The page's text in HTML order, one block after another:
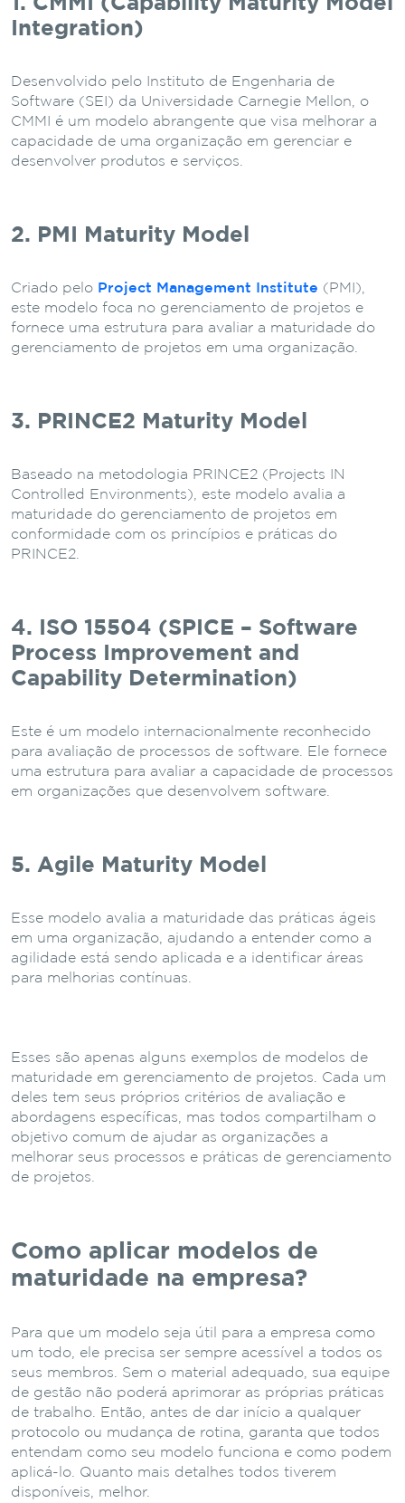
Integration)
Desenvolvido pelo Instituto de Engenharia de
Software (SEI) da Universidade Carnegie Mellon, o
CMMI é um modelo abrangente que visa melhorar a
capacidade de uma organização em gerenciar e
desenvolver produtos e serviços.
2. PMI Maturity Model
Criado pelo Project Management Institute (PMI),
este modelo foca no gerenciamento de projetos e
fornece uma estrutura para avaliar a maturidade do
gerenciamento de projetos em uma organização.
3. PRINCE2 Maturity Model
Baseado na metodologia PRINCE2 (Projects IN
Controlled Environments), este modelo avalia a
maturidade do gerenciamento de projetos em
conformidade com os princípios e práticas do
PRINCE2.
4. ISO 15504 (SPICE – Software
Process Improvement and
Capability Determination)
Este é um modelo internacionalmente reconhecido
para avaliação de processos de software. Ele fornece
uma estrutura para avaliar a capacidade de processos
em organizações que desenvolvem software.
5. Agile Maturity Model
Esse modelo avalia a maturidade das práticas ágeis
em uma organização, ajudando a entender como a
agilidade está sendo aplicada e a identificar áreas
para melhorias contínuas.
Esses são apenas alguns exemplos de modelos de
maturidade em gerenciamento de projetos. Cada um
deles tem seus próprios critérios de avaliação e
abordagens específicas, mas todos compartilham o
objetivo comum de ajudar as organizações a
melhorar seus processos e práticas de gerenciamento
de projetos.
Como aplicar modelos de
maturidade na empresa?
Para que um modelo seja útil para a empresa como
um todo, ele precisa ser sempre acessível a todos os
seus membros. Sem o material adequado, sua equipe
de gestão não poderá aprimorar as próprias práticas
de trabalho. Então, antes de dar início a qualquer
protocolo ou mudança de rotina, garanta que todos
entendam como seu modelo funciona e como podem
aplicá-lo. Quanto mais detalhes todos tiverem
disponíveis, melhor.